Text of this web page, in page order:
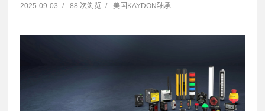
2025-09-03 / 88 次浏览 / 美国KAYDON轴承